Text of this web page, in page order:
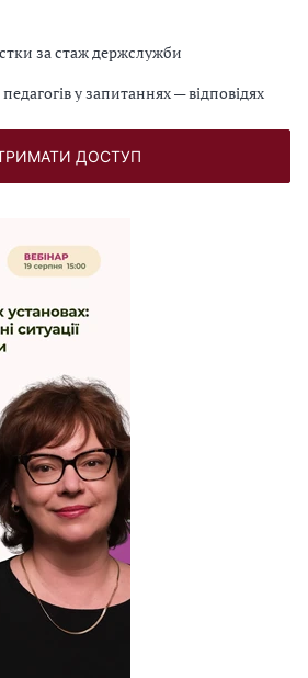
за стаж держслужби
у запитаннях — відповідях
ДОСТУП